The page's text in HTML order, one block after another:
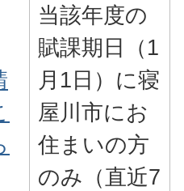
当該年度の
賦課期日（1
月1日）に寝
屋川市にお
住まいの方
のみ（直近7